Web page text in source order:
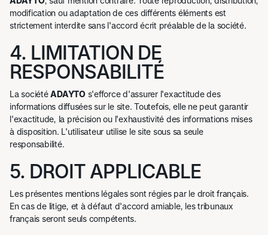
modification ou adaptation de ces différents éléments est
strictement interdite sans l'accord écrit préalable de la société.
4. LIMITATION DE
RESPONSABILITÉ
La sociétéADAYTOs'efforce d'assurer l'exactitude des
informations diffusées sur le site. Toutefois, elle ne peut garantir
l'exactitude, la précision ou l'exhaustivité des informations mises
à disposition. L'utilisateur utilise le site sous sa seule
responsabilité.
5. DROIT APPLICABLE
Les présentes mentions légales sont régies par le droit français.
En cas de litige, et à défaut d'accord amiable, les tribunaux
français seront seuls compétents.